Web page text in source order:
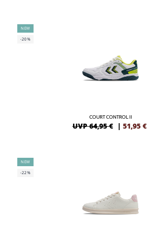
NEW
-20%
COURT CONTROL II
UVP 64,95 € | 51,95 €
NEW
-22%